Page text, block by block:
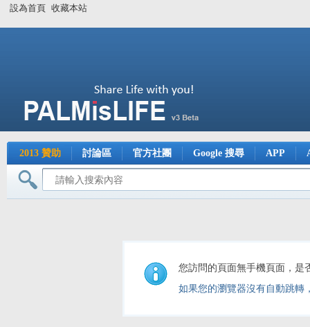
設為首頁 收藏本站
2013 贊助 討論區 官方社團 Google 搜尋 APP
您訪問的頁面無手機頁面，是
如果您的瀏覽器沒有自動跳轉